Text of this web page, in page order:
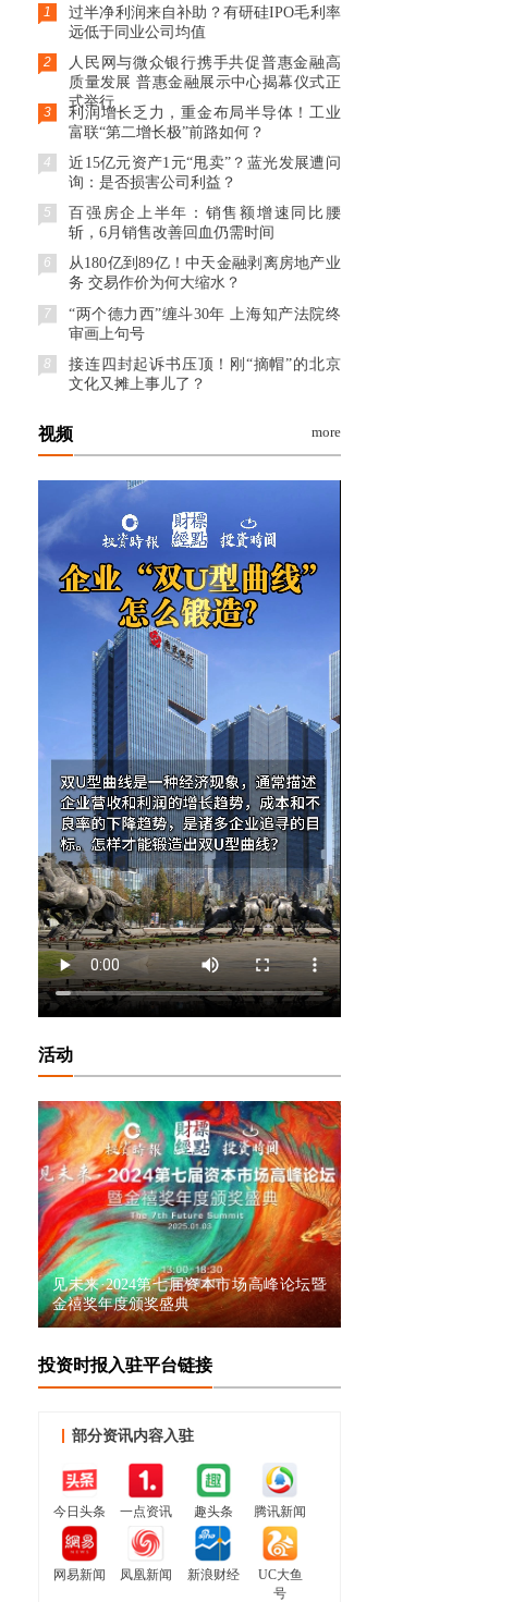
1
过半净利润来自补助？有研硅IPO毛利率
远低于同业公司均值
2
人民网与微众银行携手共促普惠金融高
质量发展 普惠金融展示中心揭幕仪式正
式举行
3
利润增长乏力，重金布局半导体！工业
富联“第二增长极”前路如何？
4
近15亿元资产1元“甩卖”？蓝光发展遭问
询：是否损害公司利益？
5
百强房企上半年：销售额增速同比腰
斩，6月销售改善回血仍需时间
6
从180亿到89亿！中天金融剥离房地产业
务 交易作价为何大缩水？
7
“两个德力西”缠斗30年 上海知产法院终
审画上句号
8
接连四封起诉书压顶！刚“摘帽”的北京
文化又摊上事儿了？
视频 more
活动
见未来·2024第七届资本市场高峰论坛暨
金禧奖年度颁奖盛典
投资时报入驻平台链接
部分资讯内容入驻
今日头条 一点资讯 趣头条 腾讯新闻
网易新闻 凤凰新闻 新浪财经
UC大鱼
号